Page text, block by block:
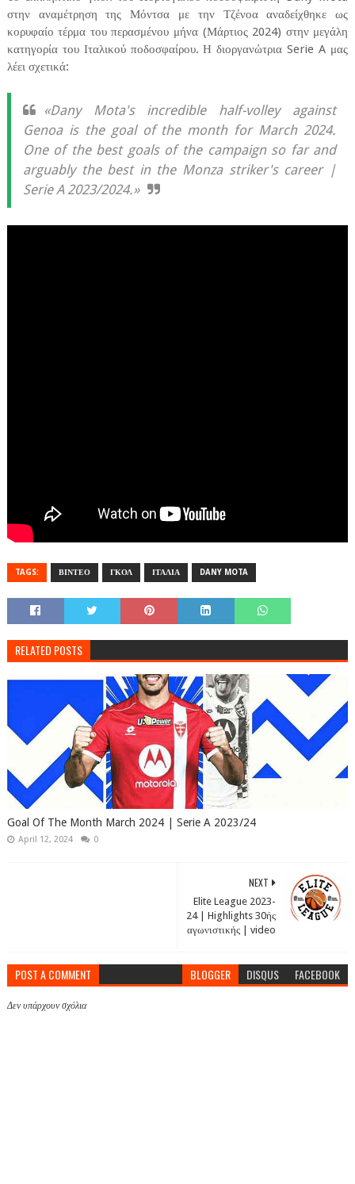
στην αναμέτρηση της Μόντσα με την Τζένοα αναδείχθηκε ως
κορυφαίο τέρμα του περασμένου μήνα (Μάρτιος 2024) στην μεγάλη
κατηγορία του Ιταλικού ποδοσφαίρου. Η διοργανώτρια Serie A μας
λέει σχετικά:
«Dany Mota's incredible half-volley against
Genoa is the goal of the month for March 2024.
One of the best goals of the campaign so far and
arguably the best in the Monza striker's career |
Serie A 2023/2024.»
TAGS: ΒΙΝΤΕΟ ΓΚΟΛ ΙΤΑΛΙΑ DANY MOTA
RELATED POSTS
Goal Of The Month March 2024 | Serie A 2023/24
April 12, 2024 0
NEXT
Elite League 2023-
24 | Highlights 30ής
αγωνιστικής | video
POST A COMMENT BLOGGER DISQUS FACEBOOK
Δεν υπάρχουν σχόλια